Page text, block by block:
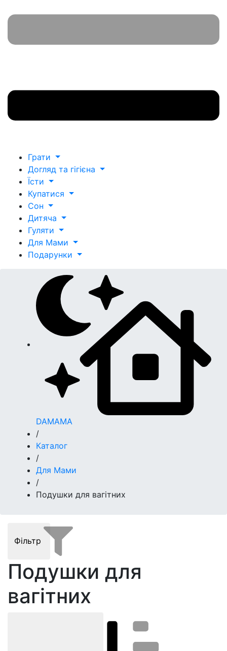
Грати
Догляд та гігієна
Їсти
Купатися
Сон
Дитяча
Гуляти
Для Мами
Подарунки
DAMAMA
/
Каталог
/
Для Мами
/
Подушки для вагітних
Фільтр
Подушки для
вагітних